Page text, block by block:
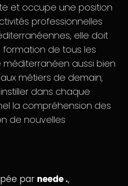
et occupe une position
professionnelles
elle doit
de tous les
aussi bien
métiers de demain,
dans chaque
la compréhension des
de nouvelles
par neede .,